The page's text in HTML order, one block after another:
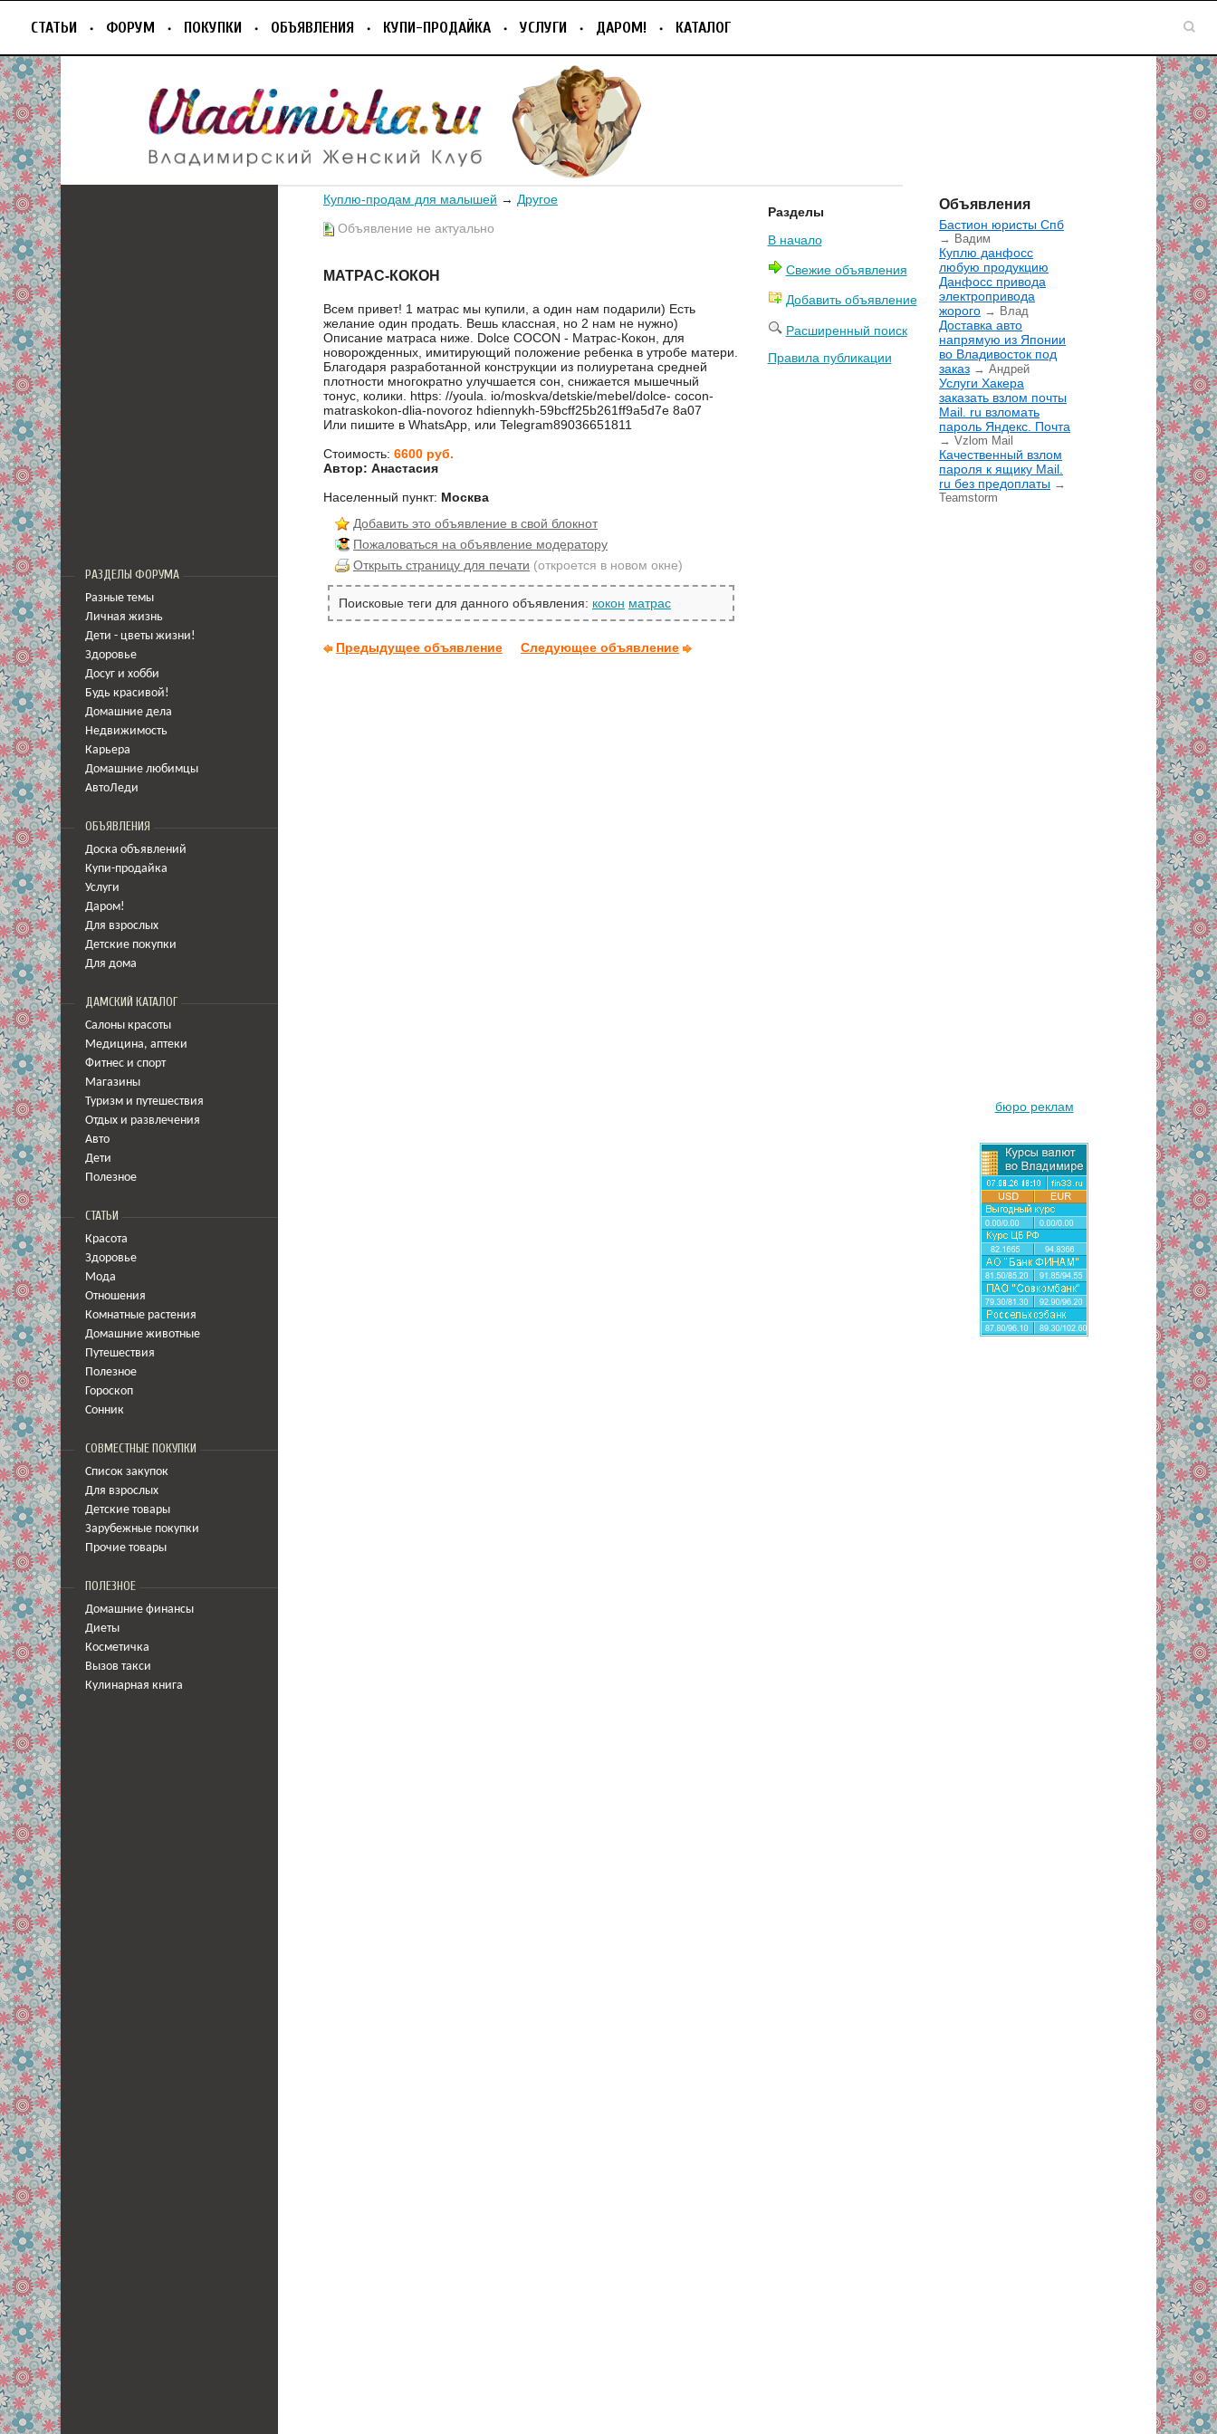
СТАТЬИ ФОРУМ ПОКУПКИ ОБЪЯВЛЕНИЯ КУПИ-ПРОДАЙКА УСЛУГИ ДАРОМ! КАТАЛОГ
РАЗДЕЛЫ ФОРУМА
Разные темы
Личная жизнь
Дети - цветы жизни!
Здоровье
Досуг и хобби
Будь красивой!
Домашние дела
Недвижимость
Карьера
Домашние любимцы
АвтоЛеди
ОБЪЯВЛЕНИЯ
Доска объявлений
Купи-продайка
Услуги
Даром!
Для взрослых
Детские покупки
Для дома
ДАМСКИЙ КАТАЛОГ
Салоны красоты
Медицина, аптеки
Фитнес и спорт
Магазины
Туризм и путешествия
Отдых и развлечения
Авто
Дети
Полезное
СТАТЬИ
Красота
Здоровье
Мода
Отношения
Комнатные растения
Домашние животные
Путешествия
Полезное
Гороскоп
Сонник
СОВМЕСТНЫЕ ПОКУПКИ
Список закупок
Для взрослых
Детские товары
Зарубежные покупки
Прочие товары
ПОЛЕЗНОЕ
Домашние финансы
Диеты
Косметичка
Вызов такси
Кулинарная книга
Куплю-продам для малышей → Другое
Объявление не актуально
МАТРАС-КОКОН
Всем привет! 1 матрас мы купили, а один нам подарили) Есть
желание один продать. Вешь классная, но 2 нам не нужно)
Описание матраса ниже. Dolce COCON - Матрас-Кокон, для
новорожденных, имитирующий положение ребенка в утробе матери.
Благодаря разработанной конструкции из полиуретана средней
плотности многократно улучшается сон, снижается мышечный
тонус, колики. https: //youla. io/moskva/detskie/mebel/dolce- cocon-
matraskokon-dlia-novoroz hdiennykh-59bcff25b261ff9a5d7e 8a07
Или пишите в WhatsApp, или Telegram89036651811
Стоимость: 6600 руб.
Автор: Анастасия
Населенный пункт: Москва
Добавить это объявление в свой блокнот
Пожаловаться на объявление модератору
Открыть страницу для печати (откроется в новом окне)
Поисковые теги для данного объявления: кокон матрас
Предыдущее объявление Следующее объявление
Разделы
В начало
Свежие объявления
Добавить объявление
Расширенный поиск
Правила публикации
Объявления
Бастион юристы Спб
→ Вадим
Куплю данфосс
любую продукцию
Данфосс привода
электропривода
жорого → Влад
Доставка авто
напрямую из Японии
во Владивосток под
заказ → Андрей
Услуги Хакера
заказать взлом почты
Mail. ru взломать
пароль Яндекс. Почта
→ Vzlom Mail
Качественный взлом
пароля к ящику Mail.
ru без предоплаты →
Teamstorm
бюро реклам